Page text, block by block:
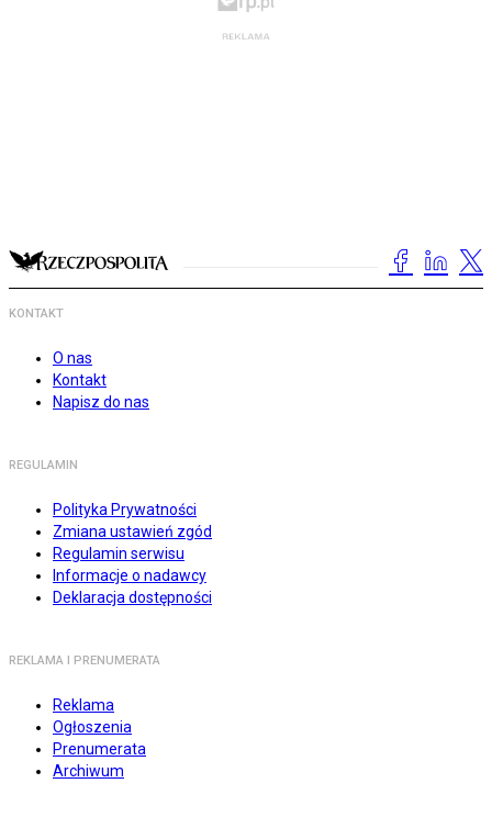
KONTAKT
O nas
Kontakt
Napisz do nas
REGULAMIN
Polityka Prywatności
Zmiana ustawień zgód
Regulamin serwisu
Informacje o nadawcy
Deklaracja dostępności
REKLAMA I PRENUMERATA
Reklama
Ogłoszenia
Prenumerata
Archiwum